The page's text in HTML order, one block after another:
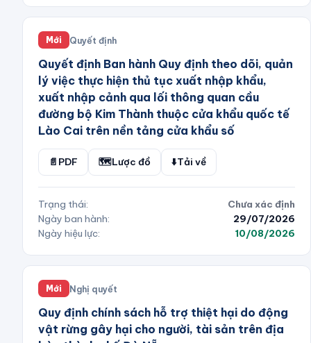
Mới Quyết định
Quyết định Ban hành Quy định theo dõi, quản
lý việc thực hiện thủ tục xuất nhập khẩu,
xuất nhập cảnh qua lối thông quan cầu
đường bộ Kim Thành thuộc cửa khẩu quốc tế
Lào Cai trên nền tảng cửa khẩu số
📄 PDF 🗺️Lược đồ ⬇️Tải về
Trạng thái:
Chưa xác định
Ngày ban hành:
29/07/2026
Ngày hiệu lực:
10/08/2026
Mới Nghị quyết
Quy định chính sách hỗ trợ thiệt hại do động
vật rừng gây hại cho người, tài sản trên địa